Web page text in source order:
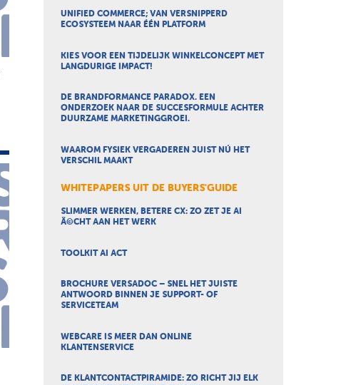
UNIFIED COMMERCE; VAN VERSNIPPERD
ECOSYSTEEM NAAR ÉÉN PLATFORM
KIES VOOR EEN TIJDELIJK WINKELCONCEPT MET
LANGDURIGE IMPACT!
DE BRANDFORMANCE PARADOX. EEN
ONDERZOEK NAAR DE SUCCESFORMULE ACHTER
DUURZAME MARKETINGGROEI.
WAAROM FYSIEK VERGADEREN JUIST NÚ HET
VERSCHIL MAAKT
WHITEPAPERS UIT DE BUYERS'GUIDE
SLIMMER WERKEN, BETERE CX: ZO ZET JE AI
Ã©CHT AAN HET WERK
TOOLKIT AI ACT
BROCHURE VERSADOC – SNEL HET JUISTE
ANTWOORD BINNEN JE SUPPORT- OF
SERVICETEAM
WEBCARE IS MEER DAN ONLINE
KLANTENSERVICE
DE KLANTCONTACTPIRAMIDE: ZO RICHT JIJ ELK